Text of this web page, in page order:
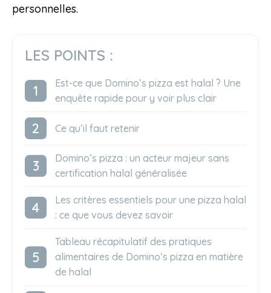
personnelles.
LES POINTS :
Est-ce que Domino’s pizza est halal ? Une
enquête rapide pour y voir plus clair
Ce qu’il faut retenir
Domino’s pizza : un acteur majeur sans
certification halal généralisée
Les critères essentiels pour une pizza halal
: ce que vous devez savoir
Tableau récapitulatif des pratiques
alimentaires de Domino’s pizza en matière
de halal